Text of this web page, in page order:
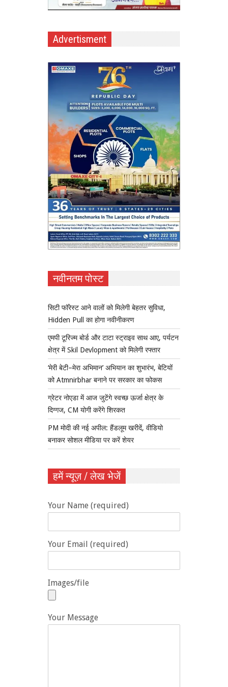
Advertisment
नवीनतम पोस्ट
सिटी फॉरेस्ट आने वालों को मिलेगी बेहतर सुविधा,
Hidden Pull का होगा नवीनीकरण
एमपी टूरिज्म बोर्ड और टाटा स्ट्राइव साथ आए, पर्यटन
क्षेत्र में Skil Devlopment को मिलेगी रफ्तार
‘मेरी बेटी–मेरा अभिमान’ अभियान का शुभारंभ, बेटियों
को Atmnirbhar बनाने पर सरकार का फोकस
ग्रेटर नोएडा में आज जुटेंगे स्वच्छ ऊर्जा क्षेत्र के
दिग्गज, CM योगी करेंगे शिरकत
PM मोदी की नई अपील: हैंडलूम खरीदें, वीडियो
बनाकर सोशल मीडिया पर करें शेयर
हमें न्यूज़ / लेख भेजें
Your Name (required)
Your Email (required)
Images/file
Your Message